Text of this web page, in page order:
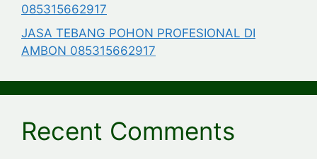
085315662917
JASA TEBANG POHON PROFESIONAL DI
AMBON 085315662917
Recent Comments